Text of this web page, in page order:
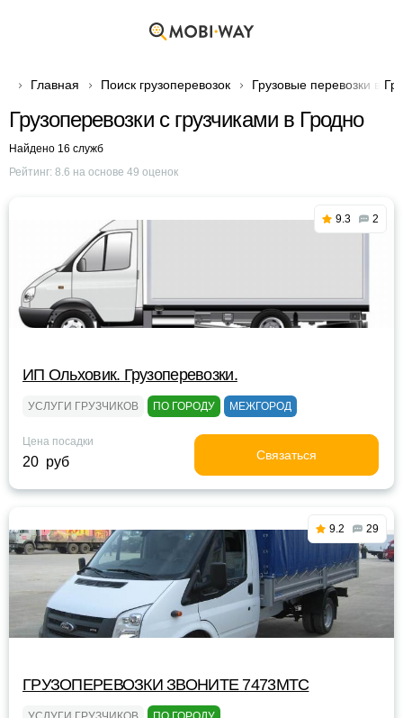
Главная Поиск грузоперевозок Грузовые перевозки в
Грузоперевозки с грузчиками в Гродно
Найдено 16 служб
Рейтинг: 8.6 на основе 49 оценок
9.3 2
ИП Ольховик. Грузоперевозки.
УСЛУГИ ГРУЗЧИКОВ ПО ГОРОДУ МЕЖГОРОД
Цена посадки
20 руб Связаться
9.2 29
ГРУЗОПЕРЕВОЗКИ ЗВОНИТЕ 7473МТС